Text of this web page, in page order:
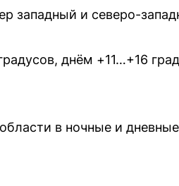
западный и северо-
днём +11…+16
в ночные и